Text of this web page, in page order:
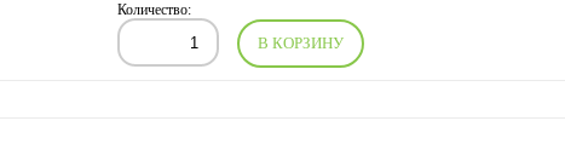
Количество:
В КОРЗИНУ